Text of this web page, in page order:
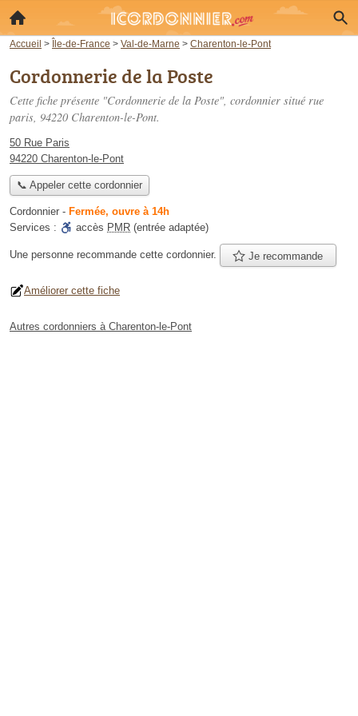
Accueil > Île-de-France > Val-de-Marne > Charenton-le-Pont
Cordonnerie de la Poste
Cette fiche présente "Cordonnerie de la Poste", cordonnier situé rue
paris, 94220 Charenton-le-Pont.
50 Rue Paris
94220 Charenton-le-Pont
📞 Appeler cette cordonnier
Cordonnier - Fermée, ouvre à 14h
Services :
accès PMR (entrée adaptée)
Une personne recommande cette cordonnier. Je recommande
Améliorer cette fiche
Autres cordonniers à Charenton-le-Pont